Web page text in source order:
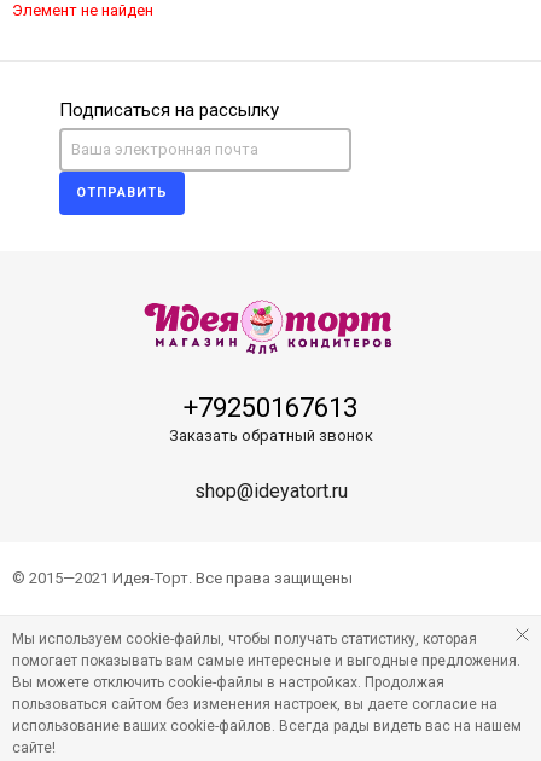
Элемент не найден
Подписаться на рассылку
ОТПРАВИТЬ
+79250167613
Заказать обратный звонок
shop@ideyatort.ru
© 2015—2021 Идея-Торт. Все права защищены
Мы используем cookie-файлы, чтобы получать статистику, которая
помогает показывать вам самые интересные и выгодные предложения.
Вы можете отключить cookie-файлы в настройках. Продолжая
пользоваться сайтом без изменения настроек, вы даете согласие на
использование ваших cookie-файлов. Всегда рады видеть вас на нашем
сайте!